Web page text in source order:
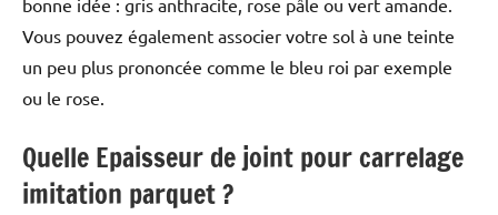
bonne idée : gris anthracite, rose pâle ou vert amande.
Vous pouvez également associer votre sol à une teinte
un peu plus prononcée comme le bleu roi par exemple
ou le rose.
Quelle Epaisseur de joint pour carrelage
imitation parquet ?